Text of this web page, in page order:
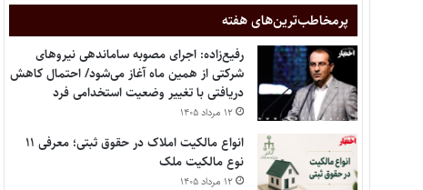
پر‌مخاطب‌ترین‌های هفته
رفیع‌زاده: اجرای مصوبه ساماندهی نیروهای
شرکتی از همین ماه آغاز می‌شود/ احتمال کاهش
دریافتی با تغییر وضعیت استخدامی فرد
۱۲ مرداد ۱۴۰۵
انواع مالکیت املاک در حقوق ثبتی؛ معرفی ۱۱
نوع مالکیت ملک
۱۲ مرداد ۱۴۰۵